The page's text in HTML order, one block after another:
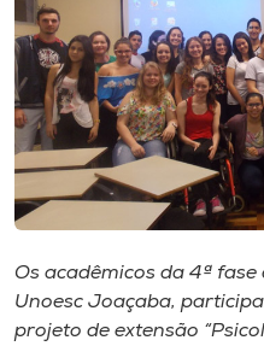
Editora
Rádio
Museu
Unoesc
Store
Os acadêmicos da 4ª fase
Unoesc Joaçaba,
projeto de extensão